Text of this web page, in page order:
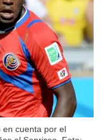
en cuenta por el
X